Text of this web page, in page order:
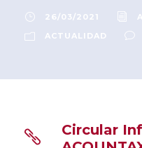
26/03/2021
ACTUALIDAD
Circular